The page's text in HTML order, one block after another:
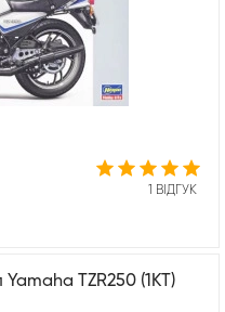
1 ВІДГУК
TZR250 (1KT)